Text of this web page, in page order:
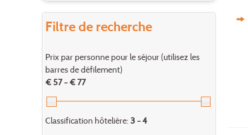
Filtre de recherche
Prix par personne pour le séjour (utilisez les
barres de défilement)
€ 57 - € 77
Classification hôtelière: 3 - 4